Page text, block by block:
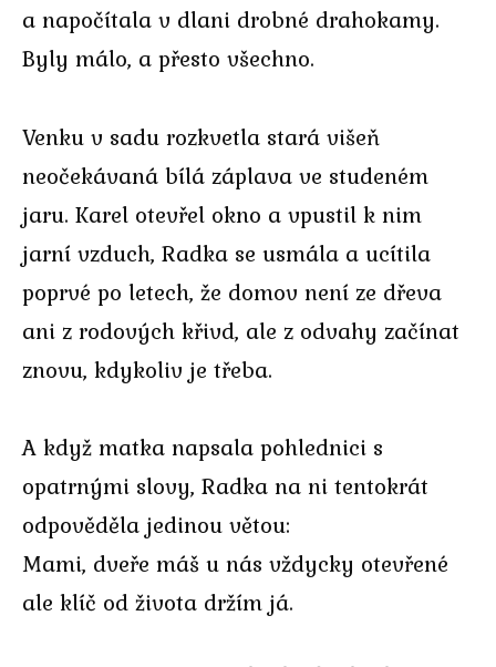
a napočítala v dlani drobné drahokamy.
Byly málo, a přesto všechno.
Venku v sadu rozkvetla stará višeň
neočekávaná bílá záplava ve studeném
jaru. Karel otevřel okno a vpustil k nim
jarní vzduch, Radka se usmála a ucítila
poprvé po letech, že domov není ze dřeva
ani z rodových křivd, ale z odvahy začínat
znovu, kdykoliv je třeba.
A když matka napsala pohlednici s
opatrnými slovy, Radka na ni tentokrát
odpověděla jedinou větou:
Mami, dveře máš u nás vždycky otevřené
ale klíč od života držím já.